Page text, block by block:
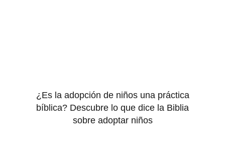
¿Es la adopción de niños una práctica
bíblica? Descubre lo que dice la Biblia
sobre adoptar niños